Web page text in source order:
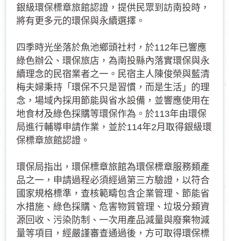
銀級環保標章旅館認證，提供民眾到訪南投時，
將有更多元的環保與永續選擇。
四季時光坐落於魚池鄉頭社村，於112年已響應
綠色辦公、環保旅店，為南投縣內落實環保與永
續理念的民宿業者之一。民宿主人陳俊榮與藍清
梅夫婦秉持「環保不只是習慣，而是生活」的理
念，場域內採用節能與省水設備，並響應使用在
地食材及綠色採購等環保作為。於113年由環保
局進行輔導申請作業，並於114年2月取得銀級環
保標章旅館認證。
環保局指出，環保標章旅館為環保標章服務類產
品之一，申請過程必須經過第三方驗證，以符合
國家規格標準，查核範疇包含企業管理、節能省
水措施、綠色採購、危害物質管理、垃圾分類資
源回收、污染防制、一次用產品減量與廢棄物減
量等項目，經嚴謹審查通過後，方可取得環保標